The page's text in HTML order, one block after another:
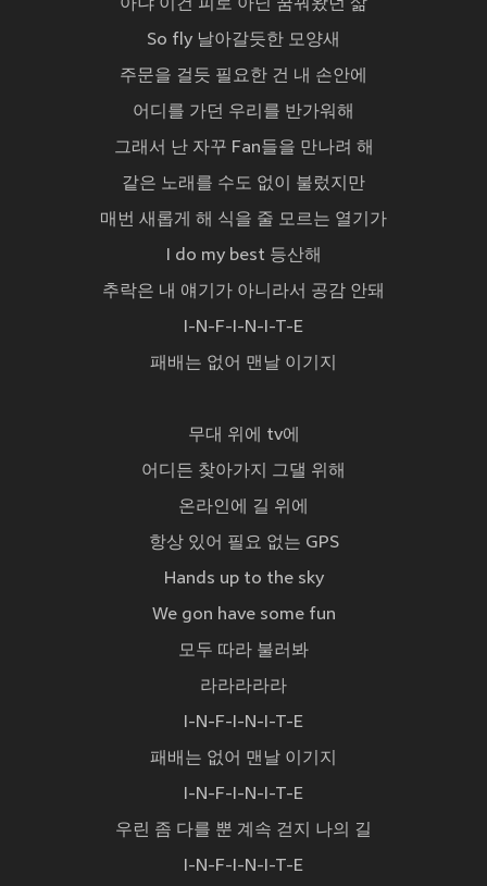
아냐 이건 피로 아닌 꿈꿔왔던 삶
So fly 날아갈듯한 모양새
주문을 걸듯 필요한 건 내 손안에
어디를 가던 우리를 반가워해
그래서 난 자꾸 Fan들을 만나려 해
같은 노래를 수도 없이 불렀지만
매번 새롭게 해 식을 줄 모르는 열기가
I do my best 등산해
추락은 내 얘기가 아니라서 공감 안돼
I-N-F-I-N-I-T-E
패배는 없어 맨날 이기지
무대 위에 tv에
어디든 찾아가지 그댈 위해
온라인에 길 위에
항상 있어 필요 없는 GPS
Hands up to the sky
We gon have some fun
모두 따라 불러봐
라라라라라
I-N-F-I-N-I-T-E
패배는 없어 맨날 이기지
I-N-F-I-N-I-T-E
우린 좀 다를 뿐 계속 걷지 나의 길
I-N-F-I-N-I-T-E